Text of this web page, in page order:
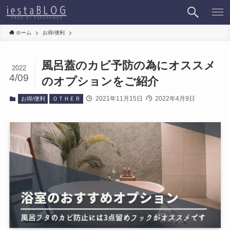
ホーム お得/便利
風呂蓋のカビ予防の為にオススメ
のオプションをご紹介
2022
4/09
お得/便利 ＯＴＨＥＲ 2021年11月15日 2022年4月9日